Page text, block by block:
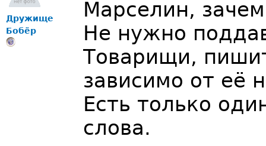
Дружище
Бобёр
Марселин,
Не нужно
Товарищи,
зависимо от её
Есть только
слова.